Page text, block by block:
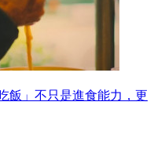
飯」不只是進食能力，更